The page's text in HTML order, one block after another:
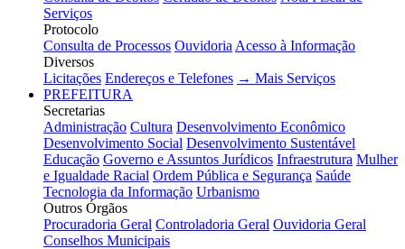
Serviços
Protocolo
Consulta de Processos Ouvidoria Acesso à Informação
Diversos
Licitações Endereços e Telefones → Mais Serviços
PREFEITURA
Secretarias
Administração Cultura Desenvolvimento Econômico
Desenvolvimento Social Desenvolvimento Sustentável
Educação Governo e Assuntos Jurídicos Infraestrutura Mulher
e Igualdade Racial Ordem Pública e Segurança Saúde
Tecnologia da Informação Urbanismo
Outros Órgãos
Procuradoria Geral Controladoria Geral Ouvidoria Geral
Conselhos Municipais